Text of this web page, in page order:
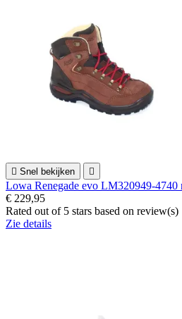
 Snel bekijken 
Lowa Renegade evo LM320949-4740
€ 229,95
Rated out of 5 stars based on review(s)
Zie details